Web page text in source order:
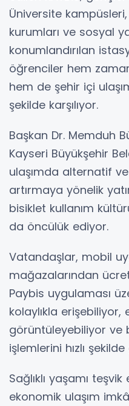
Üniversite
kurumları ve sosyal
konumlandırılan
öğrenciler hem
hem de şehir içi
şekilde karşılıyor.
Başkan Dr. Memduh
Kayseri Büyükşehir
ulaşımda alternatif
artırmaya yönelik
bisiklet kullanım
da öncülük ediyor.
Vatandaşlar, mobil
mağazalarından
Paybis uygulaması
kolaylıkla erişebiliyor,
görüntüleyebiliyor ve
işlemlerini hızlı
Sağlıklı yaşamı
ekonomik ulaşım